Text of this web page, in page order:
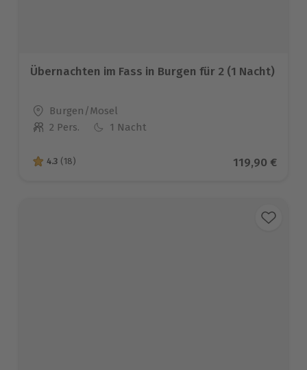
Übernachten im Fass in Burgen für 2 (1 Nacht)
Standort
Burgen/Mosel
Anzahl der Teilnehmer
2 Pers. 1 Nacht
4.3 von 5 Sternen basierend auf 18 Bewertungen
4.3 (18) Aktueller
119,90 €